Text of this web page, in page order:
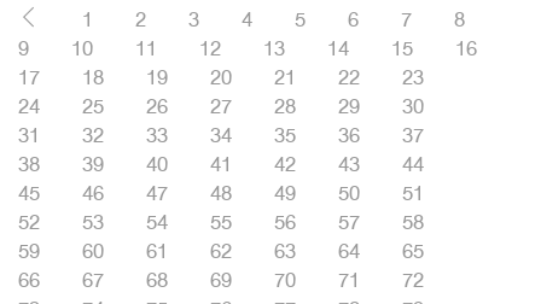
1 2 3 4 5 6 7
8
9
10 11 12 13 14 15
16
17
18 19 20 21 22
23
24
25 26 27 28 29
30
31
32 33 34 35 36
37
38
39 40 41 42 43
44
45
46 47 48 49 50
51
52
53 54 55 56 57
58
59
60 61 62 63 64
65
66
67 68 69 70 71
72